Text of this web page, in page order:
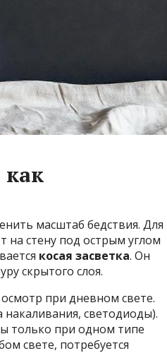
масштаб бедствия. Для
на стену под острым углом
косая засветка. Он
скрытого слоя.
при дневном свете.
светодиоды).
только при одном типе
свете, потребуется